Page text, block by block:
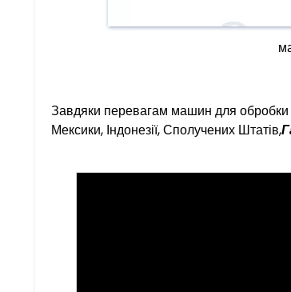
Завдяки перевагам машин для обробки
Мексики, Індонезії, Сполучених Штатів,